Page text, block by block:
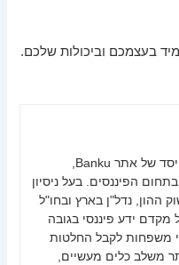
בעצמכם וביכולות שלכם.
דניאל באנקו הוא המייסד של אתר Banku,
הפיננסים. בעל ניסיון
ההון, נדל"ן בארץ ובחו"ל
מקדם ידע פיננסי בגובה
משפחות לקבל החלטות
משלב כלים מעשיים,